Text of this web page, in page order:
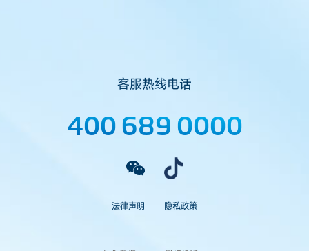
客服热线电话
400 689 0000
法律声明 隐私政策